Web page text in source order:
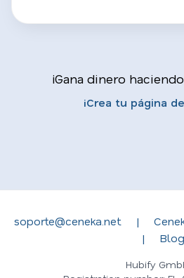
¡Gana dinero
¡Crea tu página
soporte@ceneka.net |
|
Blog
Hubify